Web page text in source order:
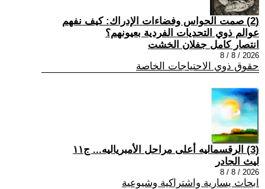
(2) صمت الحواس وفضاءات الإدراك: كيف نفهم
عوالم ذوي التحديات الفردية بعيونهم؟
انتصار كامل جفلان الخشت
2026 / 8 / 8
حقوق ذوي الاحتياجات الخاصة
(3) الرقسماليه أعلى مراحل الأمبرياليه... ج١١
ليث الجادر
2026 / 8 / 8
ابحاث يسارية واشتراكية وشيوعية